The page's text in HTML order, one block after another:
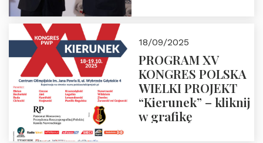
18/09/2025
PROGRAM XV
KONGRES POLSKA
WIELKI PROJEKT
“Kierunek” – kliknij
w grafikę